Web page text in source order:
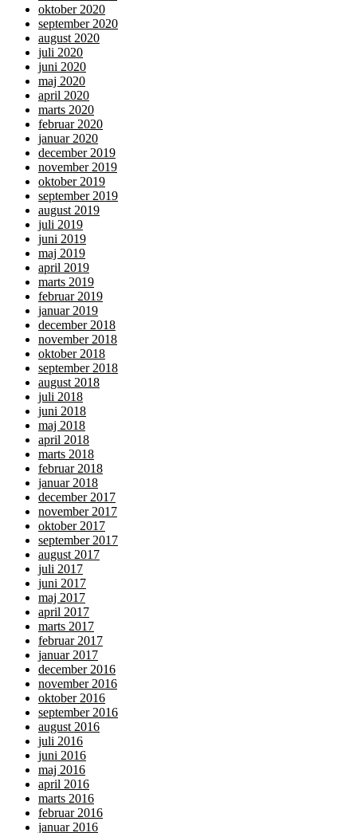
oktober 2020
september 2020
august 2020
juli 2020
juni 2020
maj 2020
april 2020
marts 2020
februar 2020
januar 2020
december 2019
november 2019
oktober 2019
september 2019
august 2019
juli 2019
juni 2019
maj 2019
april 2019
marts 2019
februar 2019
januar 2019
december 2018
november 2018
oktober 2018
september 2018
august 2018
juli 2018
juni 2018
maj 2018
april 2018
marts 2018
februar 2018
januar 2018
december 2017
november 2017
oktober 2017
september 2017
august 2017
juli 2017
juni 2017
maj 2017
april 2017
marts 2017
februar 2017
januar 2017
december 2016
november 2016
oktober 2016
september 2016
august 2016
juli 2016
juni 2016
maj 2016
april 2016
marts 2016
februar 2016
januar 2016